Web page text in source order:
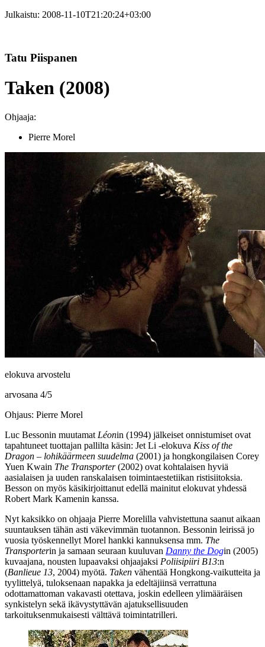
Julkaistu: 2008-11-10T21:20:24+03:00
Tatu Piispanen
Taken (2008)
Ohjaaja:
Pierre Morel
elokuva arvostelu
arvosana 4/5
Ohjaus: Pierre Morel
Luc Bessonin muutamat Léonin (1994) jälkeiset onnistumiset ovat
tapahtuneet tuottajan pallilta käsin: Jet Li ‑elokuva Kiss of the
Dragon – lohikäärmeen suudelma (2001) ja hongkongilaisen Corey
Yuen Kwain The Transporter(2002) ovat kohtalaisen hyviä
aasialaisen ja uuden ranskalaisen toimintaestetiikan ristisiitoksia.
Besson on myös käsikirjoittanut edellä mainitut elokuvat yhdessä
Robert Mark Kamenin kanssa.
Nyt kaksikko on ohjaaja Pierre Morelilla vahvistettuna saanut aikaan
suuntauksen tähän asti väkevimmän tuotannon. Bessonin leirissä jo
vuosia työskennellyt Morel hankki kannuksensa mm. The
Transporterin ja samaan seuraan kuuluvan Danny the Dogin (2005)
kuvaajana, nousten lupaavaksi ohjaajaksi Poliisipiiri B13:n
(Banlieue 13, 2004) myötä. Taken vähentää Hongkong-vaikutteita ja
tyylittelyä, tuloksenaan napakka ja edeltäjiinsä verrattuna
odottamattoman vakavasti otettava, joskin edelleen ylimääräisen
synkistelyn sekä ikävystyttävän ajatuksellisuuden
tarkoituksenmukaisesti välttävä toimintatrilleri.